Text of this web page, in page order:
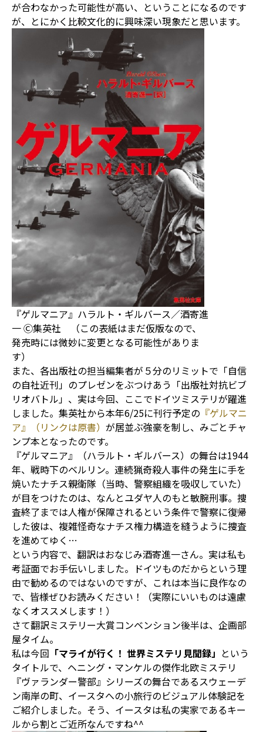
が合わなかった可能性が高い、ということになるのです
が、とにかく比較文化的に興味深い現象だと思います。
『ゲルマニア』ハラルト・ギルバース／酒寄進
一 Ⓒ集英社 （この表紙はまだ仮版なので、
発売時には微妙に変更となる可能性がありま
す）
また、各出版社の担当編集者が５分のリミットで「自信
の自社近刊」のプレゼンをぶつけあう「出版社対抗ビブ
リオバトル」、実は今回、ここでドイツミステリが躍進
しました。集英社から本年6/25に刊行予定の 『ゲルマニ
ア』（リンクは原書） が居並ぶ強豪を制し、みごとチャ
ンプ本となったのです。
『ゲルマニア』（ハラルト・ギルバース）の舞台は1944
年、戦時下のベルリン。連続猟奇殺人事件の発生に手を
焼いたナチス親衛隊（当時、警察組織を吸収していた）
が目をつけたのは、なんとユダヤ人のもと敏腕刑事。捜
査終了までは人権が保障されるという条件で警察に復帰
した彼は、複雑怪奇なナチス権力構造を縫うように捜査
を進めてゆく…
という内容で、翻訳はおなじみ酒寄進一さん。実は私も
考証面でお手伝いしました。ドイツものだからという理
由で勧めるのではないのですが、これは本当に良作なの
で、皆様ぜひお読みください！（実際にいいものは遠慮
なくオススメします！）
さて翻訳ミステリー大賞コンベンション後半は、企画部
屋タイム。
私は今回 「マライが行く！ 世界ミステリ見聞録」 という
タイトルで、ヘニング・マンケルの傑作北欧ミステリ
『ヴァランダー警部』シリーズの舞台であるスウェーデ
ン南岸の町、イースタへの小旅行のビジュアル体験記を
ご紹介しました。そう、イースタは私の実家であるキー
ルから割とご近所なんですね^^